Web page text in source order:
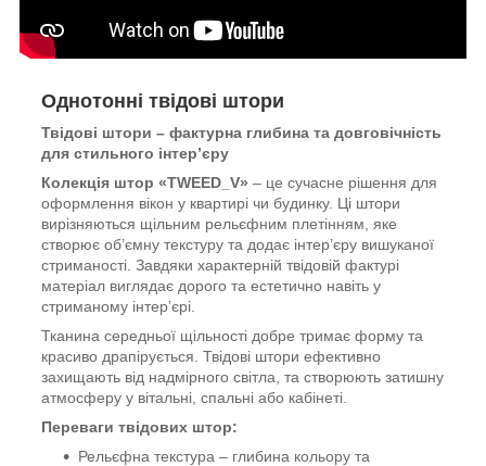
Однотонні твідові штори
Твідові штори – фактурна глибина та довговічність
для стильного інтер’єру
Колекція штор «TWEED_V» – це сучасне рішення для
оформлення вікон у квартирі чи будинку. Ці штори
вирізняються щільним рельєфним плетінням, яке
створює об’ємну текстуру та додає інтер’єру вишуканої
стриманості. Завдяки характерній твідовій фактурі
матеріал виглядає дорого та естетично навіть у
стриманому інтер’єрі.
Тканина середньої щільності добре тримає форму та
красиво драпірується. Твідові штори ефективно
захищають від надмірного світла, та створюють затишну
атмосферу у вітальні, спальні або кабінеті.
Переваги твідових штор:
Рельєфна текстура – глибина кольору та